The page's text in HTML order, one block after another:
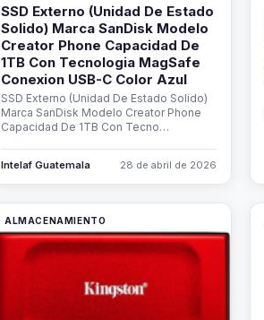
SSD Externo (Unidad De Estado
Solido) Marca SanDisk Modelo
Creator Phone Capacidad De
1TB Con Tecnologia MagSafe
Conexion USB-C Color Azul
SSD Externo (Unidad De Estado Solido)
Marca SanDisk Modelo Creator Phone
Capacidad De 1TB Con Tecno…
Intelaf Guatemala 28 de abril de 2026
ALMACENAMIENTO